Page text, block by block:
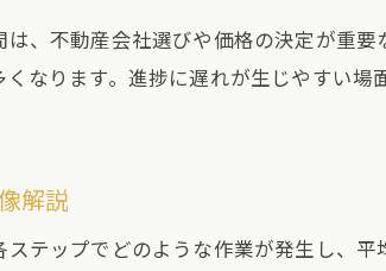
土地売却を早めるため
測量や境界確定が進捗
なぜ土地は半年や一年売れ
、不動産会社選びや価格の決定が重
なります。進捗に遅れが生じやすい
解説
テップでどのような作業が発生し、